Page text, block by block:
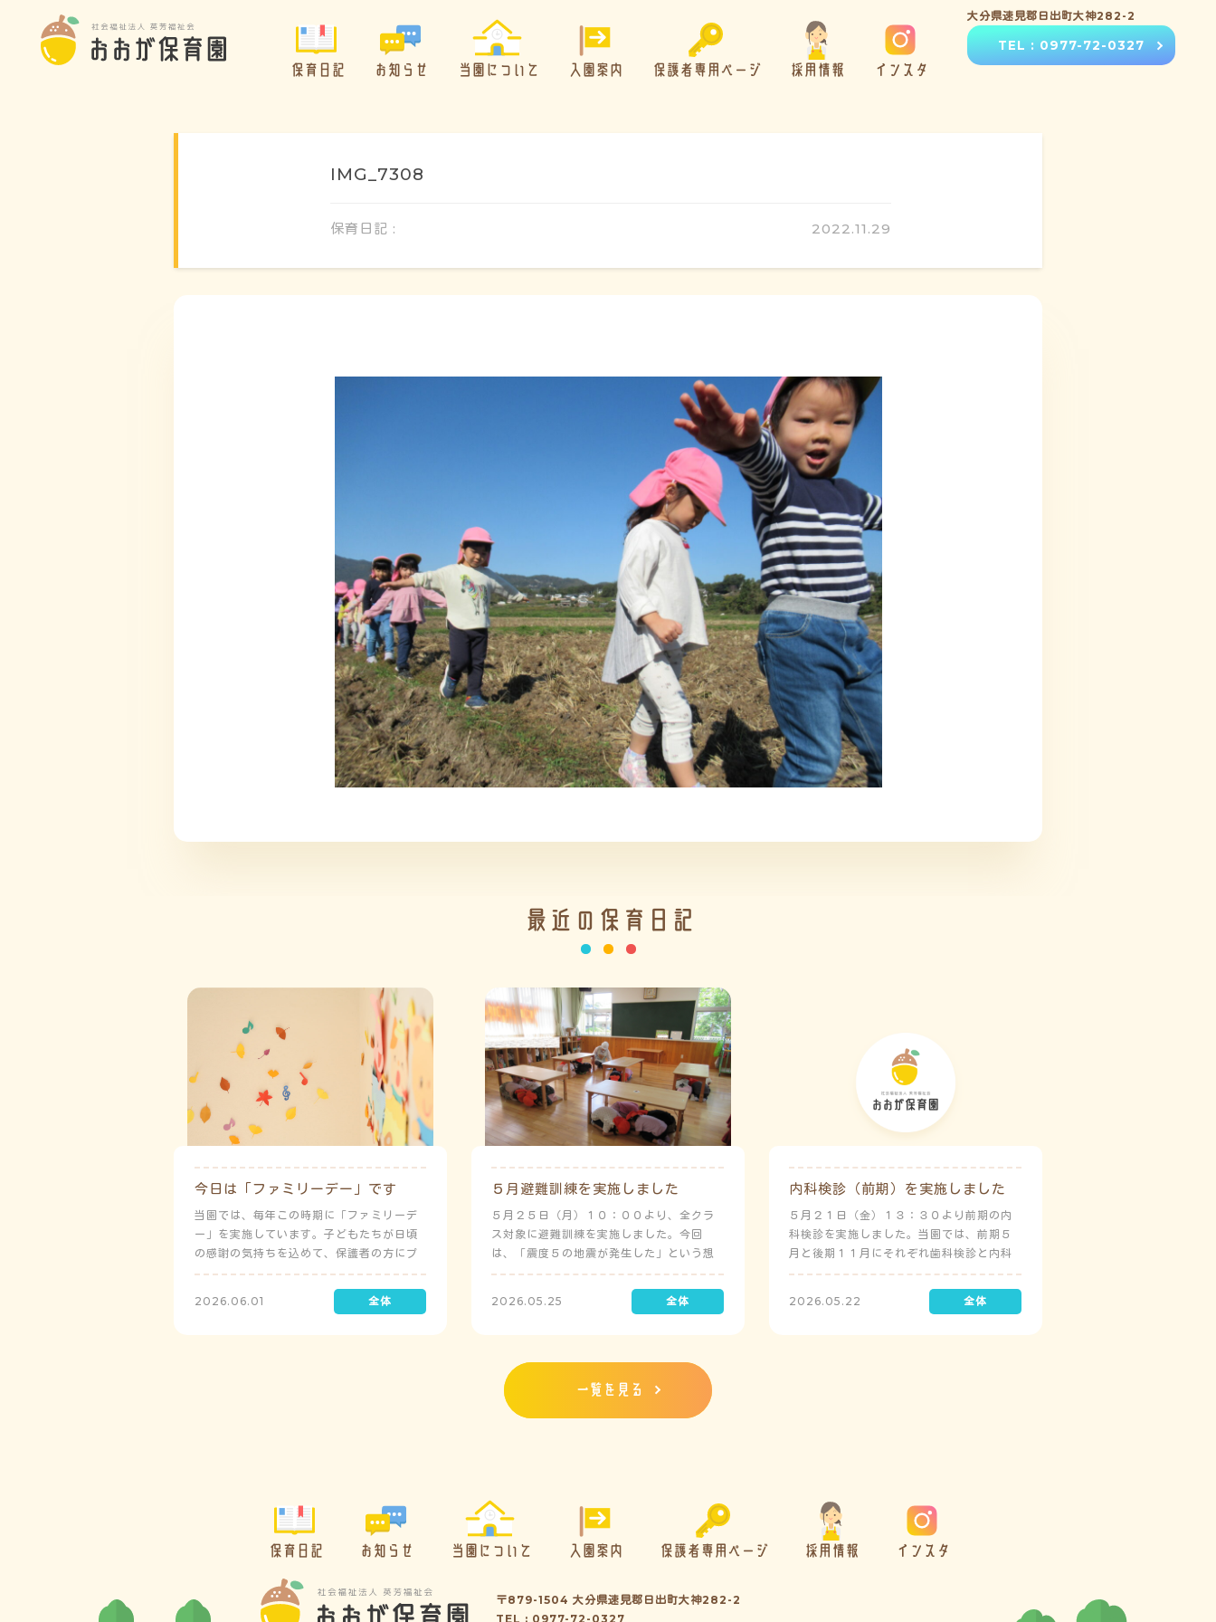
保育日記 お知らせ 当園について 入園案内 保護者専用ページ 採用情報 インスタ
大分県速見郡日出町大神282-2
TEL : 0977-72-0327
IMG_7308
保育日記 : 2022.11.29
最近の保育日記
今日は「ファミリーデー」です
当園では、毎年この時期に「ファミリーデ
ー」を実施しています。子どもたちが日頃
の感謝の気持ちを込めて、保護者の方にプ
レゼントを制作して渡します。
2026.06.01
５月避難訓練を実施しました
５月２５日（月）１０：００より、全クラ
ス対象に避難訓練を実施しました。今回
は、「震度５の地震が発生した」という想
定で実施し、園児たちが職員の指示に従い
訓練に取り組みました。前庭（駐車場）に
全体集合をして人数確認をした後、各クラ
難することを想定（敷地面積が広いため）
しており、地震時の避難対応マニュアルの
作成を行政より免除されています。また、
2026.05.25
内科検診（前期）を実施しました
５月２１日（金）１３：３０より前期の内
科検診を実施しました。当園では、前期５
月と後期１１月にそれぞれ歯科検診と内科
検診を実施しています。
2026.05.22
一覧を見る
保育日記 お知らせ 当園について 入園案内 保護者専用ページ 採用情報 インスタ
〒879-1504 大分県速見郡日出町大神282-2
TEL : 0977-72-0327
施設の紹介
情報公開